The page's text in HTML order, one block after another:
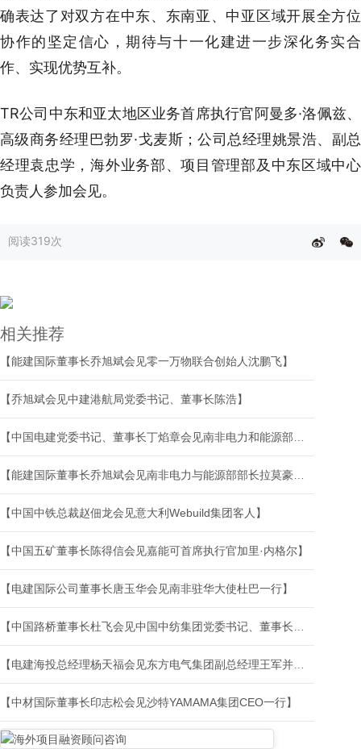
确表达了对双方在中东、东南亚、中亚区域开展全方位
协作的坚定信心，期待与十一化建进一步深化务实合
作、实现优势互补。
TR公司中东和亚太地区业务首席执行官阿曼多·洛佩兹、
高级商务经理巴勃罗·戈麦斯；公司总经理姚景浩、副总
经理袁忠学，海外业务部、项目管理部及中东区域中心
负责人参加会见。
阅读319次
相关推荐
【能建国际董事长乔旭斌会见零一万物联合创始人沈鹏飞】
【乔旭斌会见中建港航局党委书记、董事长陈浩】
【中国中铁总裁赵佃龙会见意大利Webuild集团客人】
【中国五矿董事长陈得信会见嘉能可首席执行官加里·内格尔】
【电建国际公司董事长唐玉华会见南非驻华大使杜巴一行】
【中材国际董事长印志松会见沙特YAMAMA集团CEO一行】